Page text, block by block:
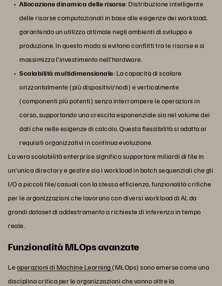
Allocazione dinamica delle risorse: Distribuzione intelligente
delle risorse computazionali in base alle esigenze dei workload,
garantendo un utilizzo ottimale negli ambienti di sviluppo e
produzione. In questo modo si evitano conflitti tra le risorse e si
massimizza l'investimento nell'hardware.
Scalabilità multidimensionale: La capacità di scalare
orizzontalmente (più dispositivi/nodi) e verticalmente
(componenti più potenti) senza interrompere le operazioni in
corso, supportando una crescita esponenziale sia nel volume dei
dati che nelle esigenze di calcolo. Questa flessibilità si adatta ai
requisiti organizzativi in continua evoluzione.
La vera scalabilità enterprise significa supportare miliardi di file in
un'unica directory e gestire sia i workload in batch sequenziali che gli
I/O a piccoli file/casuali con la stessa efficienza, funzionalità critiche
per le organizzazioni che lavorano con diversi workload di AI, da
grandi dataset di addestramento a richieste di inferenza in tempo
reale.
Funzionalità MLOps avanzate
Leoperazioni di Machine Learning(MLOps) sono emerse come una
disciplina critica per le organizzazioni che vanno oltre la